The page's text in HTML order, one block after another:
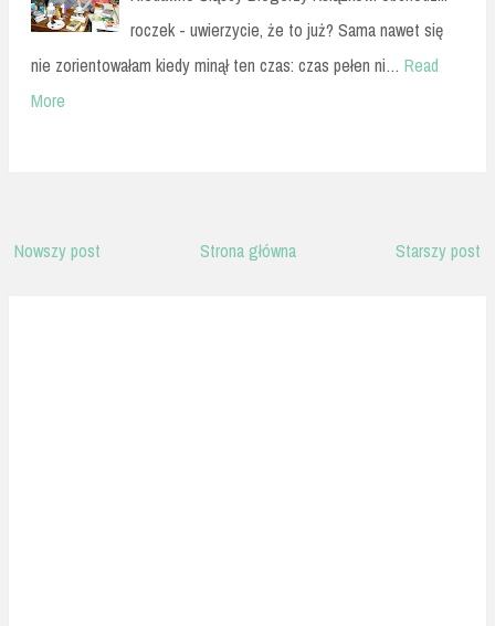
roczek - uwierzycie, że to już? Sama nawet się
nie zorientowałam kiedy minął ten czas: czas pełen ni… Read
More
Nowszy post Starszy post
Strona główna